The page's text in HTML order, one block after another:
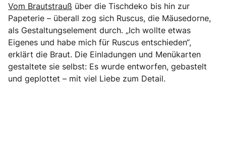
Vom Brautstrauß über die Tischdeko bis hin zur
Papeterie – überall zog sich Ruscus, die Mäusedorne,
als Gestaltungselement durch. „Ich wollte etwas
Eigenes und habe mich für Ruscus entschieden“,
erklärt die Braut. Die Einladungen und Menükarten
gestaltete sie selbst: Es wurde entworfen, gebastelt
und geplottet – mit viel Liebe zum Detail.